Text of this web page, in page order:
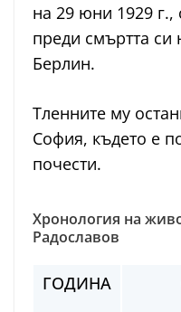
на 29 юни 1929 г.,
преди смъртта си
Берлин.
Тленните му
София, където е
почести.
Хронология на
Радославов
ГОДИНА